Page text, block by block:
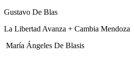
Gustavo De Blas
La Libertad Avanza + Cambia Mendoza
María Ángeles De Blasis